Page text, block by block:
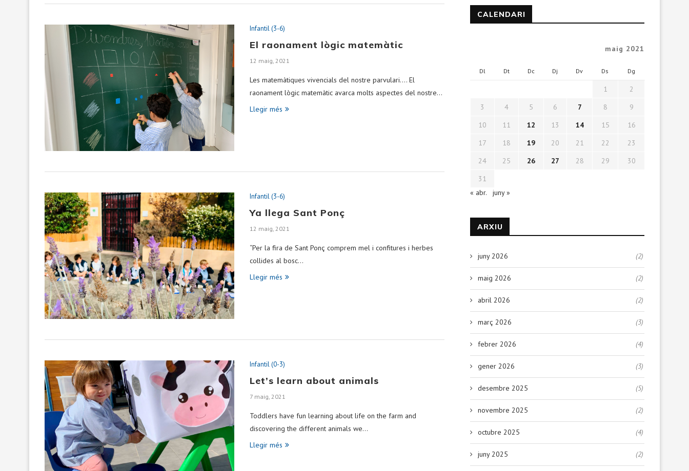
Infantil (3-6)
El raonament lògic matemàtic
12 maig, 2021
Les matemàtiques vivencials del nostre parvulari…. El
raonament lògic matemàtic avarca molts aspectes del nostre…
Llegir més
Infantil (3-6)
Ya llega Sant Ponç
12 maig, 2021
“Per la fira de Sant Ponç comprem mel i confitures i herbes
collides al bosc…
Llegir més
Infantil (0-3)
Let’s learn about animals
7 maig, 2021
Toddlers have fun learning about life on the farm and
discovering the different animals we…
Llegir més
CALENDARI
maig 2021
Dl Dt Dc Dj Dv Ds Dg
1
2
3
4 5 6 7 8
9
10
11 12 13 14 15
16
17
18 19 20 21 22
23
24
25 26 27 28 29
30
31
« abr.
juny »
ARXIU
juny 2026 (2)
maig 2026 (2)
abril 2026 (2)
març 2026 (3)
febrer 2026 (4)
gener 2026 (3)
desembre 2025 (5)
novembre 2025 (2)
octubre 2025 (4)
juny 2025 (2)